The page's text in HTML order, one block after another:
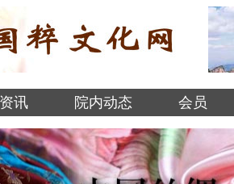
资讯 院内动态 会员